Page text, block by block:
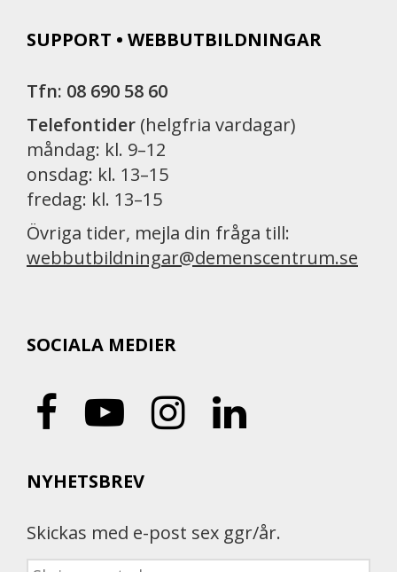
SUPPORT • WEBBUTBILDNINGAR
Tfn: 08 690 58 60
Telefontider (helgfria vardagar)
måndag: kl. 9–12
onsdag: kl. 13–15
fredag: kl. 13–15
Övriga tider, mejla din fråga till:
webbutbildningar@demenscentrum.se
SOCIALA MEDIER
NYHETSBREV
Skickas med e-post sex ggr/år.